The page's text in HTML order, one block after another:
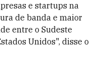
e startups na
de banda e maior
entre o Sudeste
Unidos", disse o